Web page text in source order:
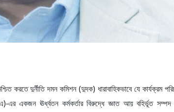
করতে দুর্নীতি দমন কমিশন (দুদক) ধারাবাহিকভাবে যে কার্যক্রম
এর একজন ঊর্ধ্বতন কর্মকর্তার বিরুদ্ধে জ্ঞাত আয় বহির্ভূত